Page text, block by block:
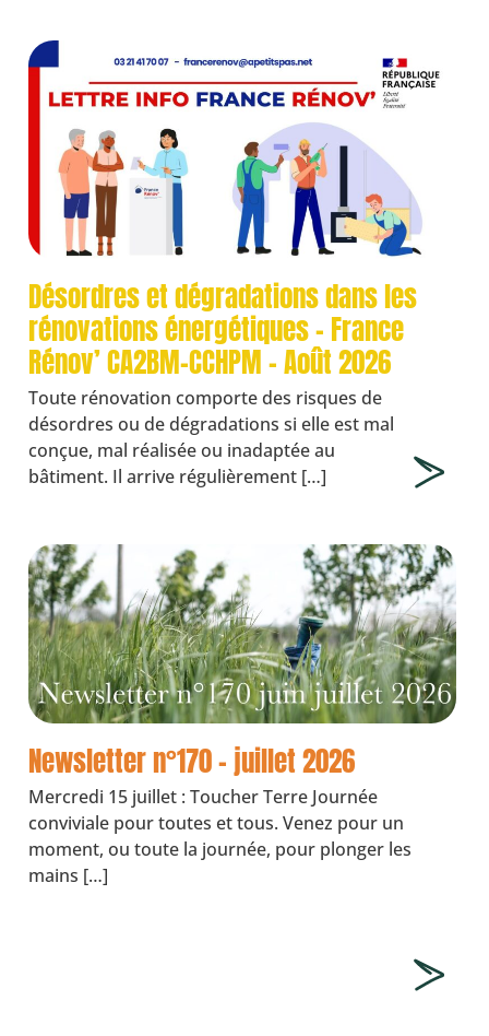
Désordres et dégradations dans les
rénovations énergétiques – France
Rénov’ CA2BM-CCHPM – Août 2026
Toute rénovation comporte des risques de
désordres ou de dégradations si elle est mal
conçue, mal réalisée ou inadaptée au
bâtiment. Il arrive régulièrement […]
Newsletter n°170 – juillet 2026
Mercredi 15 juillet : Toucher Terre Journée
conviviale pour toutes et tous. Venez pour un
moment, ou toute la journée, pour plonger les
mains […]